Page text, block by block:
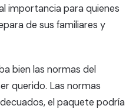
importancia para quienes
de sus familiares y
bien las normas del
querido. Las normas
el paquete podría